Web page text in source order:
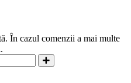
În cazul comenzii a mai multe